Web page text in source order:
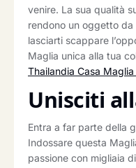
venire. La sua qualità
rendono un oggetto
lasciarti scappare
Maglia unica alla tua
Thailandia Casa
Unisciti
Entra a far parte della
Indossare questa
passione con migliaia